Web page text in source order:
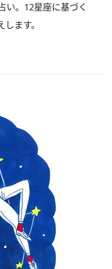
い。12星座に基づく
ます。